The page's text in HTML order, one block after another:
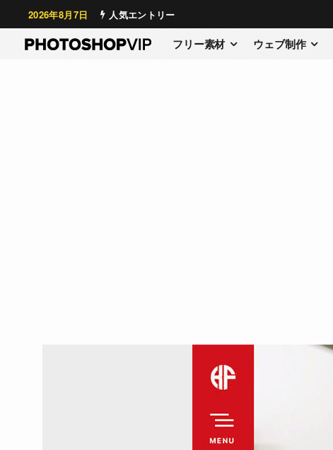
2026年8月7日 人気エントリー
フリー素材 ウェブ制作